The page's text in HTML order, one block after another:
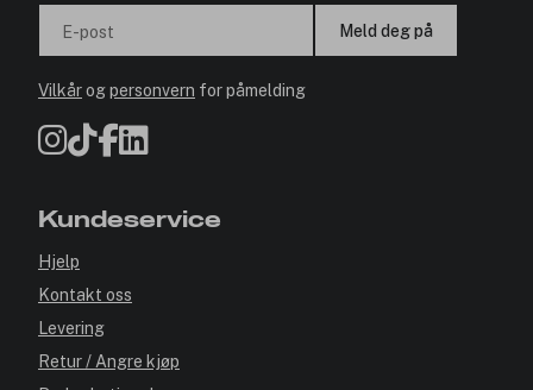
E-post Meld deg på
Vilkårogpersonvern for påmelding
Kundeservice
Hjelp
Kontakt oss
Levering
Retur / Angre kjøp